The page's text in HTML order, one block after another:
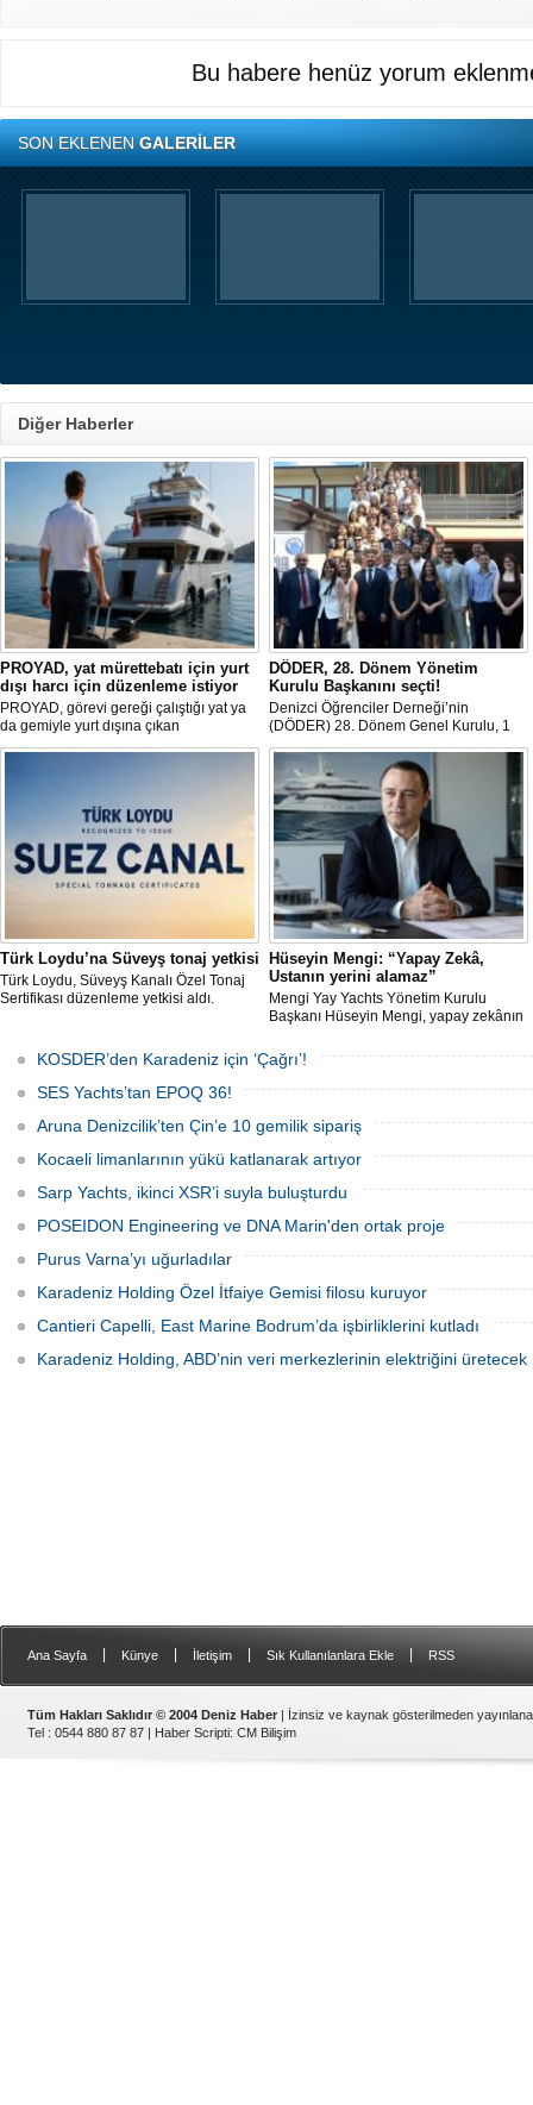
Bu habere henüz yorum
SON EKLENENGALERİLER
Diğer Haberler
PROYAD, yat mürettebatı için yurt
dışı harcı için düzenleme istiyor
PROYAD, görevi gereği çalıştığı yat ya
da gemiyle yurt dışına çıkan
gemiadamlarının yurt dışı çıkış
DÖDER, 28. Dönem Yönetim
Kurulu Başkanını seçti!
Denizci Öğrenciler Derneği’nin
(DÖDER) 28. Dönem Genel Kurulu, 1
Ağustos Cumartesi günü Türkiye Gemi
Sanayicileri Birliği (GİSBİR) ev
sahipliğinde gerçekleştirildi.
Türk Loydu’na Süveyş tonaj yetkisi
Türk Loydu, Süveyş Kanalı Özel Tonaj
Sertifikası düzenleme yetkisi aldı.
Hüseyin Mengi: “Yapay Zekâ,
Ustanın yerini alamaz”
Mengi Yay Yachts Yönetim Kurulu
Başkanı Hüseyin Mengi, yapay zekânın
özel üretim sürecini, mega yat
tanımındaki değişimi ve hibrit tahrik
sistemlerinin ekonomisini CNN Türk'te
anlattı.
KOSDER’den Karadeniz için ‘Çağrı’!
SES Yachts’tan EPOQ 36!
Aruna Denizcilik’ten Çin’e 10 gemilik sipariş
Kocaeli limanlarının yükü katlanarak artıyor
Sarp Yachts, ikinci XSR’i suyla buluşturdu
POSEIDON Engineering ve DNA Marin'den ortak proje
Purus Varna’yı uğurladılar
Karadeniz Holding Özel İtfaiye Gemisi filosu kuruyor
Cantieri Capelli, East Marine Bodrum’da işbirliklerini kutladı
Karadeniz Holding, ABD’nin veri merkezlerinin elektriğini üretecek
Ana Sayfa Künye İletişim Sık Kullanılanlara Ekle RSS
Tüm Hakları Saklıdır © 2004 Deniz Haber | İzinsiz ve kaynak gösterilmeden
Tel : 0544 880 87 87 | Haber Scripti: CM Bilişim